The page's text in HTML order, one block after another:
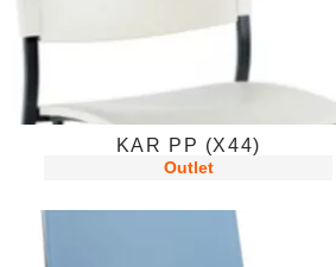
KAR PP (X44)
Outlet